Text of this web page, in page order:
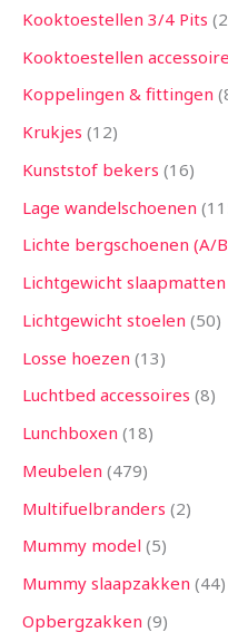
Kooktoestellen 3/4 Pits 2
Kooktoestellen
Koppelingen & fittingen
Krukjes 12
Kunststof bekers 16
Lage wandelschoenen
Lichte bergschoenen (A/
Lichtgewicht slaapmatten
Lichtgewicht stoelen 50
Losse hoezen 13
Luchtbed accessoires 8
Lunchboxen 18
Meubelen 479
Multifuelbranders 2
Mummy model 5
Mummy slaapzakken 44
Opbergzakken 9